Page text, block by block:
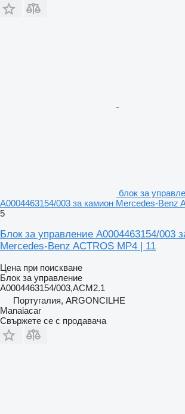
блок за
A0004463154/003 за камион Mercedes-Benz
5
Блок за управление A0004463154/003
Mercedes-Benz ACTROS MP4 | 11
Цена при поискване
Блок за управление
A0004463154/003,ACM2.1
Португалия, ARGONCILHE
Manaiacar
Свържете се с продавача